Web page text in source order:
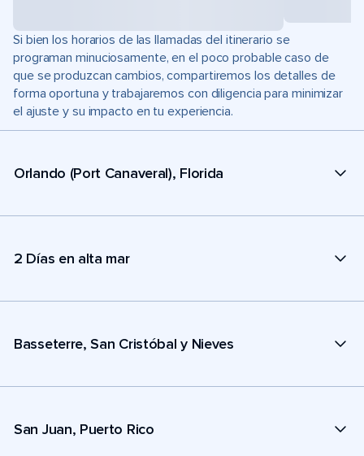
Si bien los horarios de las llamadas del itinerario se
programan minuciosamente, en el poco probable caso de
que se produzcan cambios, compartiremos los detalles de
forma oportuna y trabajaremos con diligencia para minimizar
el ajuste y su impacto en tu experiencia.
Orlando (Port Canaveral), Florida
2 Días en alta mar
Basseterre, San Cristóbal y Nieves
San Juan, Puerto Rico